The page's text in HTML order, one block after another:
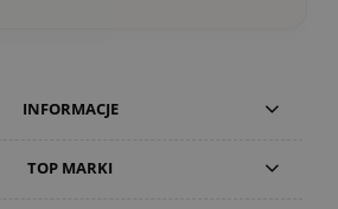
INFORMACJE
TOP MARKI